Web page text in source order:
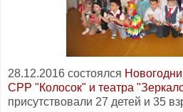
28.12.2016 состоялся
СРР "Колосок" и театра
присутствовали 27 детей и 35